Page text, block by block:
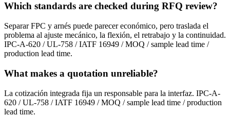
Which standards are checked during RFQ review?
Separar FPC y arnés puede parecer económico, pero traslada el
problema al ajuste mecánico, la flexión, el retrabajo y la continuidad.
IPC-A-620 / UL-758 / IATF 16949 / MOQ / sample lead time /
production lead time.
What makes a quotation unreliable?
La cotización integrada fija un responsable para la interfaz. IPC-A-
620 / UL-758 / IATF 16949 / MOQ / sample lead time / production
lead time.